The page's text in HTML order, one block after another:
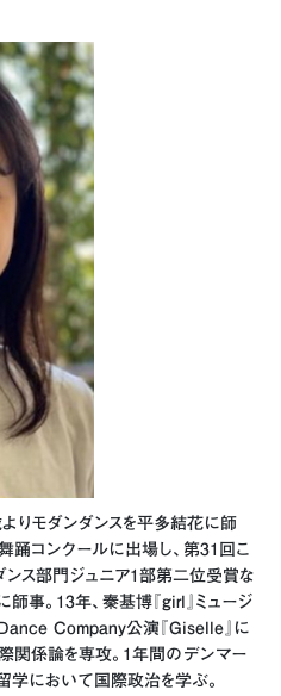
りモダンダンスを平多結花に師
踊コンクールに出場し、第31回こ
ンス部門ジュニア1部第二位受賞な
師事。13年、秦基博『girl』ミュージ
Company公演『Giselle』に
関係論を専攻。1年間のデンマー
学において国際政治を学ぶ。